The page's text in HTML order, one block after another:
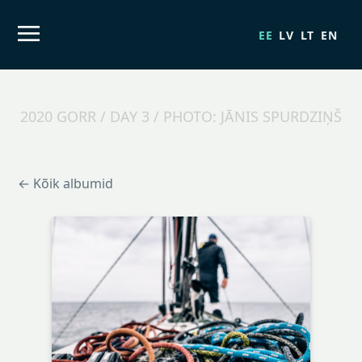
EE LV LT EN
2020 GORR / DAY 3 / PHOTO: JĀNIS SPURDZIŅŠ
← Kõik albumid